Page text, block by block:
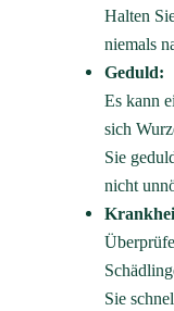
Halten
niemals
Geduld:
Es kann
sich
Sie
nicht
Sie